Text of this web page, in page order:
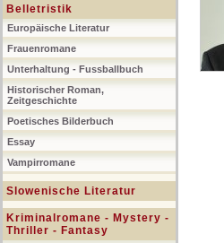
Belletristik
Europäische Literatur
Frauenromane
Unterhaltung - Fussballbuch
Historischer Roman,
Zeitgeschichte
Poetisches Bilderbuch
Essay
Vampirromane
Slowenische Literatur
Kriminalromane - Mystery -
Thriller - Fantasy